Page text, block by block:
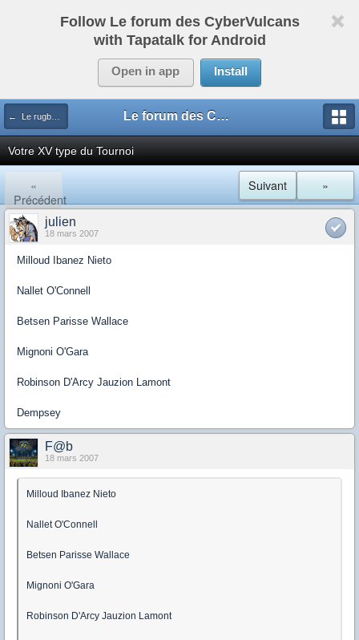
Follow Le forum des CyberVulcans
with Tapatalk for Android
Open in app Install
← Le rugby international Le forum des CyberVulcans
Votre XV type du Tournoi
«
Précédent
»
Suivant
julien
18 mars 2007
Milloud Ibanez Nieto
Nallet O'Connell
Betsen Parisse Wallace
Mignoni O'Gara
Robinson D'Arcy Jauzion Lamont
Dempsey
F@b
18 mars 2007
Milloud Ibanez Nieto
Nallet O'Connell
Betsen Parisse Wallace
Mignoni O'Gara
Robinson D'Arcy Jauzion Lamont